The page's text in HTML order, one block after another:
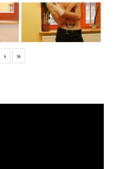
› »